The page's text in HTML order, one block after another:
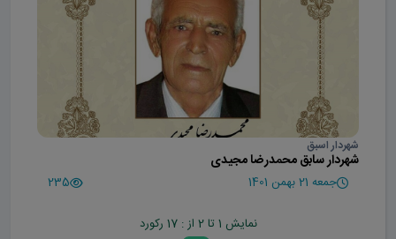
شهردار اسبق
شهردار سابق محمدرضا مجیدی
جمعه 21 بهمن 1401 235
نمایش 1 تا 2 از : 17 رکورد